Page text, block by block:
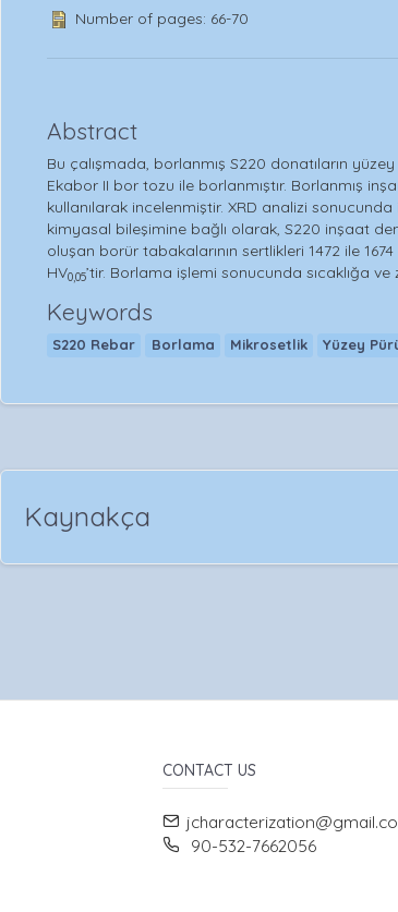
Number of pages: 66-70
Abstract
Bu çalışmada, borlanmış S220 donatıların
Ekabor II bor tozu ile borlanmıştır. Borlanmış
kullanılarak incelenmiştir. XRD analizi
kimyasal bileşimine bağlı olarak, S220 inşaat
oluşan borür tabakalarının sertlikleri 1472 ile 1674
HV0,05’tir. Borlama işlemi sonucunda sıcaklığa
Keywords
S220 Rebar Borlama Mikrosetlik Yüzey
Kaynakça
CONTACT US
90-532-7662056